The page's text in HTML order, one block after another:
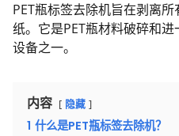
PET瓶标签去除机旨在剥离
纸。它是PET瓶材料破碎和
设备之一。
内容 隐藏
1 什么是PET瓶标签去除机？